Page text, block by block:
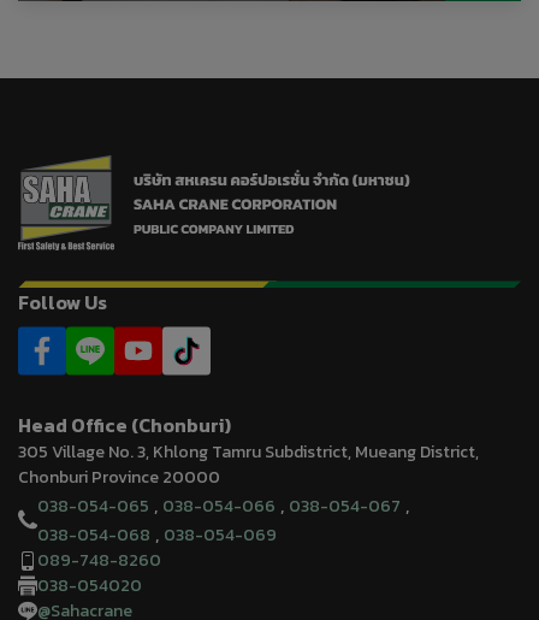
Follow Us
Head Office (Chonburi)
305 Village No. 3, Khlong Tamru Subdistrict, Mueang District,
Chonburi Province 20000
038-054-065 , 038-054-066 , 038-054-067 ,
038-054-068 , 038-054-069
089-748-8260
038-054020
@Sahacrane